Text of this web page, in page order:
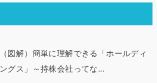
（図解）簡単に理解できる「ホールディ
ングス」～持株会社ってな...